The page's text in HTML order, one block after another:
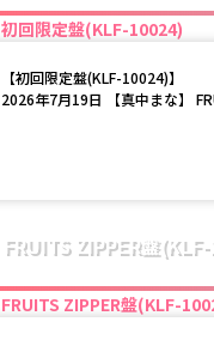
初回限定盤(KLF-10024)
【初回限定盤(KLF-10024)】
2026年7月19日 【真中まな】
FRUITS ZIPPER盤
FRUITS ZIPPER盤(KLF-